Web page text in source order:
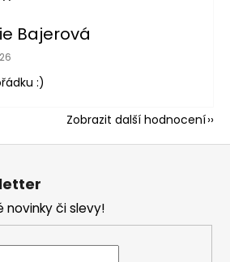
Bajerová
obchodu je 5 z 5 hvězdiček.
:)
Zobrazit další hodnocení
novinky či slevy!